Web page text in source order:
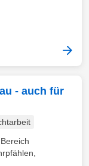
- auch für